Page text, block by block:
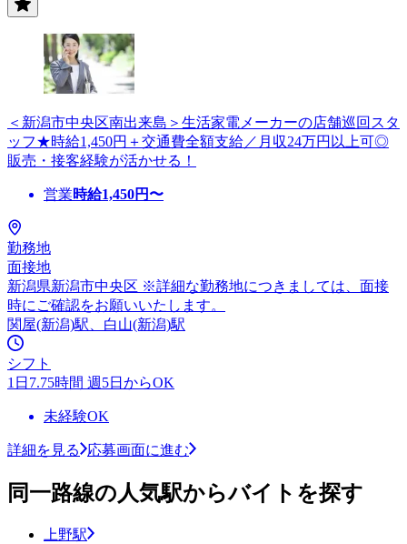
＜新潟市中央区南出来島＞生活家電メーカーの店舗巡回スタ
ッフ★時給1,450円＋交通費全額支給／月収24万円以上可◎
販売・接客経験が活かせる！
営業時給1,450円〜
勤務地
面接地
新潟県新潟市中央区 ※詳細な勤務地につきましては、面接
時にご確認をお願いいたします。
関屋(新潟)駅、白山(新潟)駅
シフト
1日7.75時間 週5日からOK
未経験OK
詳細を見る 応募画面に進む
同一路線の人気駅からバイトを探す
上野駅